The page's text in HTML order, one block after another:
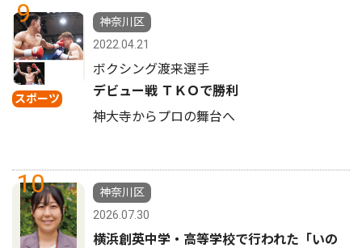
9
スポーツ
神奈川区
2022.04.21
ボクシング渡来選手
デビュー戦 ＴＫＯで勝利
神大寺からプロの舞台へ
10
神奈川区
2026.07.30
横浜創英中学・高等学校で行われた「いの